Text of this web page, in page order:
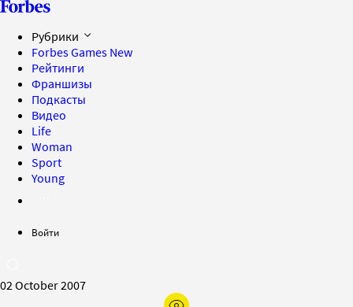
Рубрики
Forbes Games New
Рейтинги
Франшизы
Подкасты
Видео
Life
Woman
Sport
Young
Войти
02 October 2007